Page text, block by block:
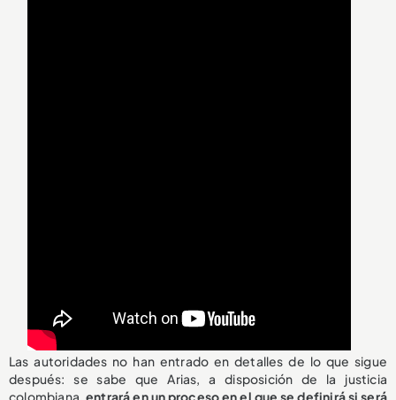
Las autoridades no han entrado en detalles de lo que sigue
después: se sabe que Arias, a disposición de la justicia
colombiana,entrará en un proceso en el que se definirá si será